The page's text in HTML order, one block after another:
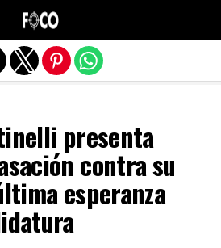
presenta
contra su
esperanza
de la versión móvil